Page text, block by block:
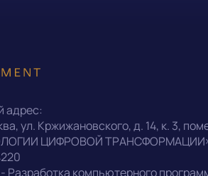
tech.ru
30-53
заявку
адрес:
,ул. Кржижановского, д. 14, к. 3,
ЦИФРОВОЙ
Разработка компьютерного